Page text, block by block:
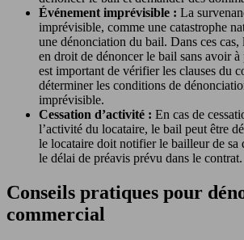
Événement imprévisible : La
imprévisible, comme une catastrophe
une dénonciation du bail. Dans ces cas,
en droit de dénoncer le bail sans avoir
est important de vérifier les clauses du
déterminer les conditions de
imprévisible.
Cessation d’activité : En cas de
l’activité du locataire, le bail peut être
le locataire doit notifier le bailleur de sa
le délai de préavis prévu dans le contrat.
Conseils pratiques pour
commercial